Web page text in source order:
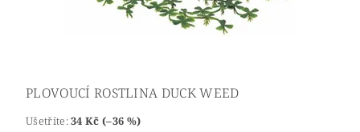
PLOVOUCÍ ROSTLINA DUCK WEED
Ušetříte:34 Kč (–36 %)